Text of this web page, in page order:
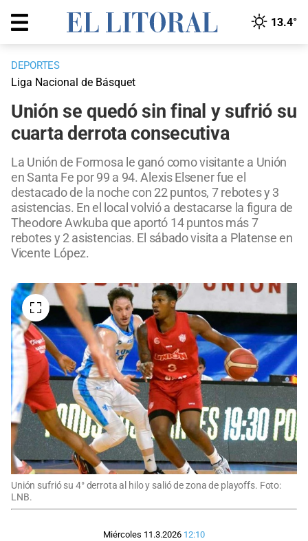
13.4°
DEPORTES
Liga Nacional de Básquet
Unión se quedó sin final y sufrió su
cuarta derrota consecutiva
La Unión de Formosa le ganó como visitante a Unión
en Santa Fe por 99 a 94. Alexis Elsener fue el
destacado de la noche con 22 puntos, 7 rebotes y 3
asistencias. En el local volvió a destacarse la figura de
Theodore Awkuba que aportó 14 puntos más 7
rebotes y 2 asistencias. El sábado visita a Platense en
Vicente López.
Unión sufrió su 4° derrota al hilo y salió de zona de playoffs. Foto:
LNB.
Miércoles 11.3.2026 12:10